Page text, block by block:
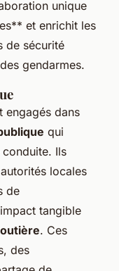
unique
et enrichit les
de sécurité
gendarmes.
engagés dans
qui
Ils
locales
de
tangible
. Ces
des